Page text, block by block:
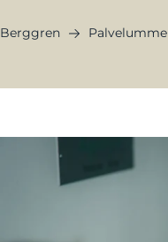
Berggren Palvelumme